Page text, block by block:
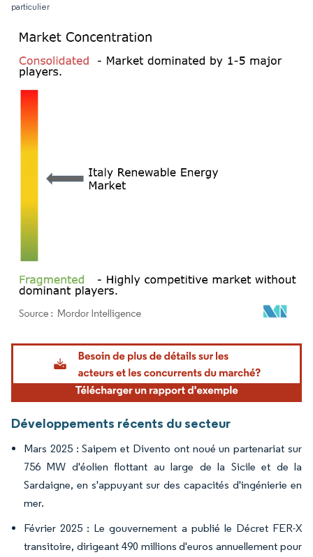
particulier
Image © Mordor Intelligence. La réutilisation nécessite une attribution sous CC BY
Développements récents du secteur
Mars 2025 : Saipem et Divento ont noué un partenariat sur
756 MW d'éolien flottant au large de la Sicile et de la
Sardaigne, en s'appuyant sur des capacités d'ingénierie en
mer.
Février 2025 : Le gouvernement a publié le Décret FER-X
transitoire, dirigeant 490 millions d'euros annuellement pour